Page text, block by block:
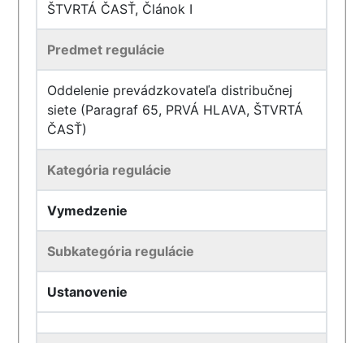
ŠTVRTÁ ČASŤ, Článok I
Predmet regulácie
Oddelenie prevádzkovateľa distribučnej
siete (Paragraf 65, PRVÁ HLAVA, ŠTVRTÁ
ČASŤ)
Kategória regulácie
Vymedzenie
Subkategória regulácie
Ustanovenie